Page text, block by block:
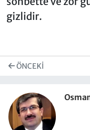
gizlidir.
ÖNCEKI